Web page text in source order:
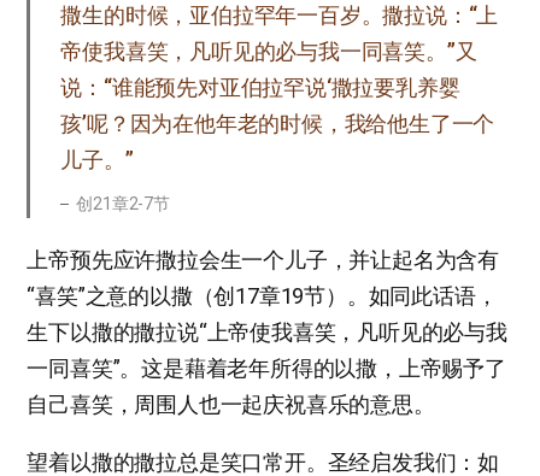
撒生的时候，亚伯拉罕年一百岁。撒拉说：“上
帝使我喜笑，凡听见的必与我一同喜笑。”又
说：“谁能预先对亚伯拉罕说‘撒拉要乳养婴
孩’呢？因为在他年老的时候，我给他生了一个
儿子。”
创21章2-7节
上帝预先应许撒拉会生一个儿子，并让起名为含有
“喜笑”之意的以撒（创17章19节）。如同此话语，
生下以撒的撒拉说“上帝使我喜笑，凡听见的必与我
一同喜笑”。这是藉着老年所得的以撒，上帝赐予了
自己喜笑，周围人也一起庆祝喜乐的意思。
望着以撒的撒拉总是笑口常开。圣经启发我们：如